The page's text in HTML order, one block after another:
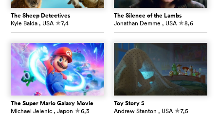
The Sheep Detectives
Kyle Balda , USA c7,4
The Silence of the Lambs
Jonathan Demme , USA c8,6
The Super Mario Galaxy Movie
Michael Jelenic , Japon c6,3
Toy Story 5
Andrew Stanton , USA c7,5